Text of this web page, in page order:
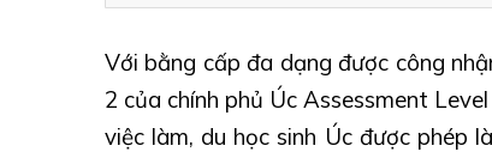
Với bằng cấp đa dạng được công
2 của chính phủ Úc Assessment
việc làm, du học sinh Úc được phép